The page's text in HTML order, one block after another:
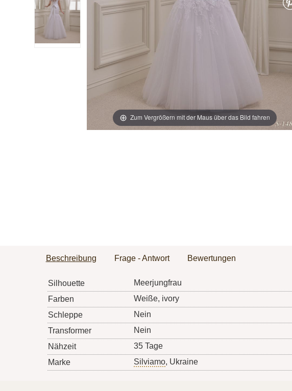
Zum Vergrößern mit der Maus über das Bild fahren
Beschreibung Frage - Antwort Bewertungen
Silhouette
Meerjungfrau
Farben
Weiße, ivory
Schleppe
Nein
Transformer
Nein
Nähzeit
35 Tage
Marke
Silviamo, Ukraine